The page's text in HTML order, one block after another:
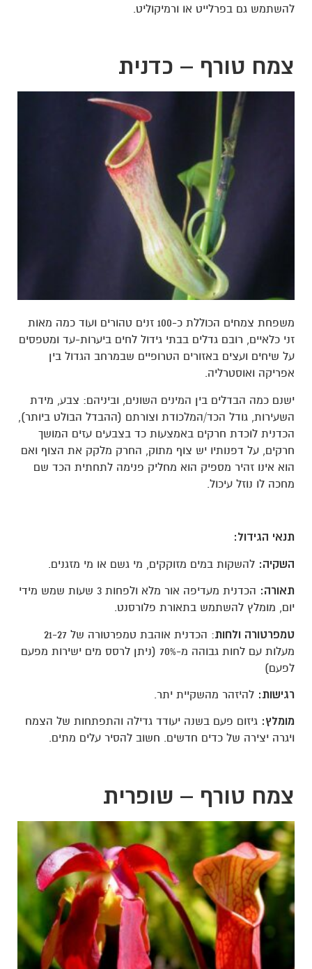
להשתמש גם בפרלייט או ורמיקוליט.
צמח טורף – כדנית
משפחת צמחים הכוללת כ-100 זנים טהורים ועוד כמה מאות
זני כלאיים, רובם גדלים בבתי גידול לחים ביערות-עד ומטפסים
על שיחים ועצים באזורים הטרופיים שבמרחב הגדול בין
אפריקה ואוסטרליה.
ישנם כמה הבדלים בין המינים השונים, וביניהם: צבע, מידת
השעירות, גודל הכד/המלכודת וצורתם (ההבדל הבולט ביותר),
הכדנית לוכדת חרקים באמצעות כד בצבעים עזים המושך
חרקים, על דפנותיו יש צוף מתוק, החרק מלקק את הצוף ואם
הוא אינו זהיר מספיק הוא מחליק פנימה לתחתית הכד שם
מחכה לו נוזל עיכול.
תנאי הגידול:
השקיה: להשקות במים מזוקקים, מי גשם או מי מזגנים.
תאורה:
הכדנית מעדיפה אור מלא ולפחות 3 שעות שמש מידי
יום, מומלץ להשתמש בתאורת פלורסנט.
טמפרטורה ולחות
: הכדנית אוהבת טמפרטורה של 21-27
מעלות עם לחות גבוהה מ-70% (ניתן לרסס מים ישירות מפעם
לפעם)
רגישות: להיזהר מהשקיית יתר.
מומלץ: גיזום פעם בשנה יעודד גדילה והתפתחות של הצמח
ויגרה יצירה של כדים חדשים. חשוב להסיר עלים מתים.
צמח טורף – שופרית